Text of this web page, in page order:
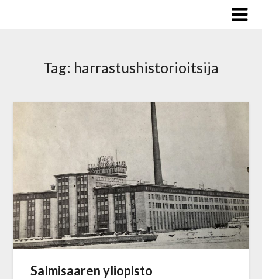
Tag: harrastushistorioitsija
Salmisaaren yliopisto